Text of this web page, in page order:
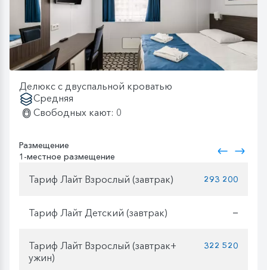
Делюкс с двуспальной кроватью
Средняя
Свободных кают: 0
Размещение
1-местное размещение
Тариф Лайт Взрослый (завтрак) 293 200
Тариф Лайт Детский (завтрак) —
Тариф Лайт Взрослый (завтрак+
ужин)
322 520